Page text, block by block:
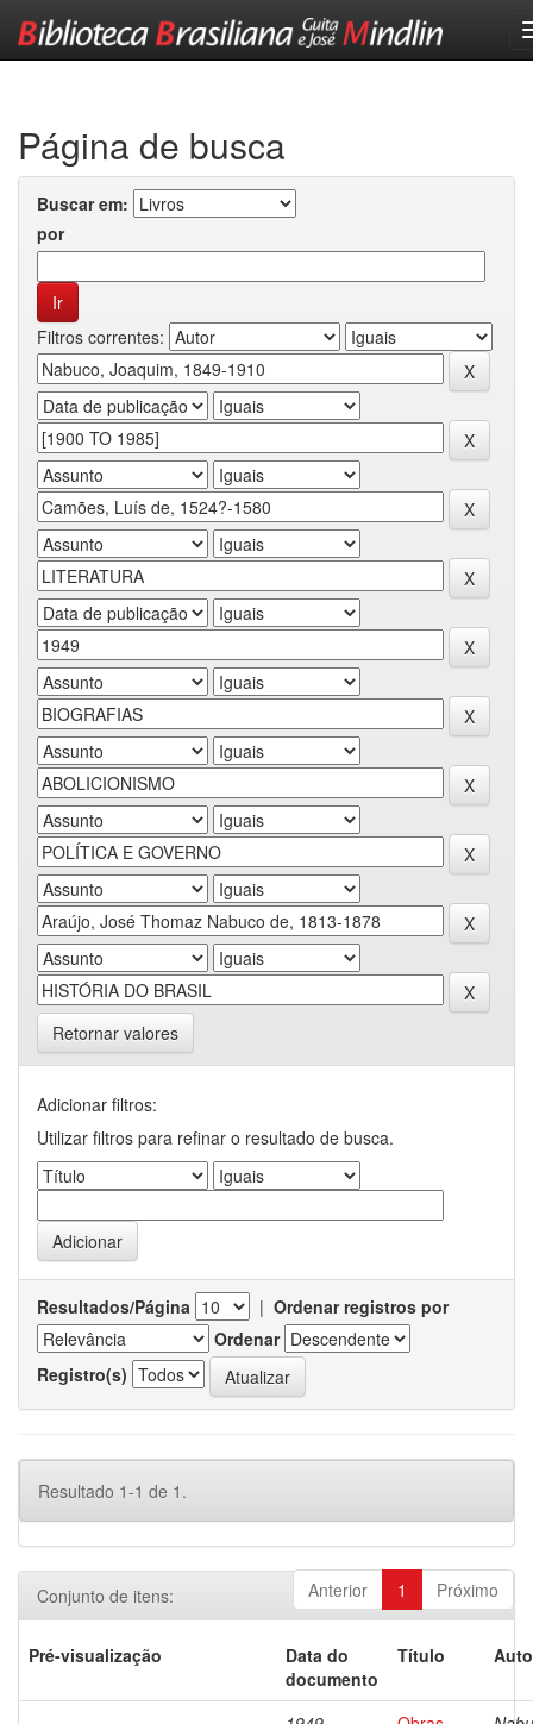
Página de busca
Buscar em:
por
Filtros correntes:
Retornar valores
Adicionar filtros:
Utilizar filtros para refinar o resultado de busca.
Resultados/Página | Ordenar registros por
Ordenar
Registro(s)
Resultado 1-1 de 1.
Anterior 1 Próximo
Conjunto de itens:
Pré-visualização
Data do
documento
Título